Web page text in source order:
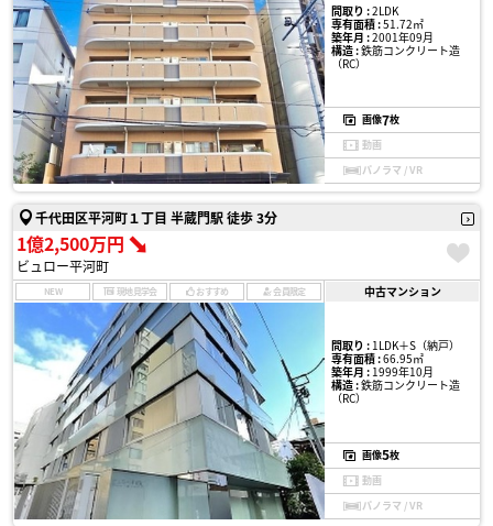
間取り :2LDK
専有面積 :51.72㎡
築年月 :2001年09月
構造 :鉄筋コンクリート造
（RC）
画像7枚
動画
パノラマ / VR
千代田区平河町１丁目 半蔵門駅 徒歩 3分
1億2,500万円
ビュロー平河町
NEW 現地見学会 おすすめ 会員限定 中古マンション
間取り :1LDK＋S（納戸）
専有面積 :66.95㎡
築年月 :1999年10月
構造 :鉄筋コンクリート造
（RC）
画像5枚
動画
パノラマ / VR